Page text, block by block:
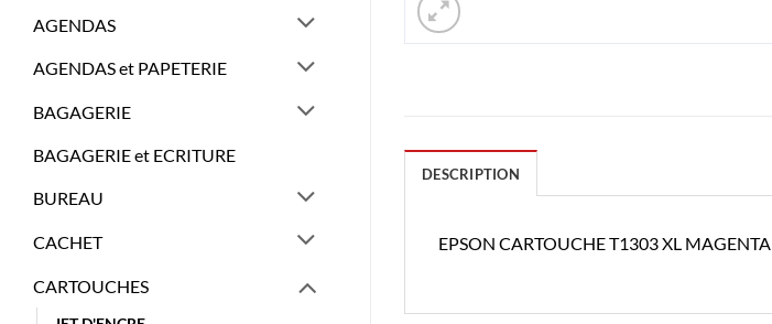
AGENDAS
AGENDAS et PAPETERIE
BAGAGERIE
BAGAGERIE et ECRITURE
BUREAU
CACHET
CARTOUCHES
DESCRIPTION
EPSON CARTOUCHE T1303 XL MAGENTA